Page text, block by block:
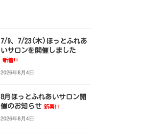
7/9、7/23(木)ほっとふれあ
いサロンを開催しました
新着!!
2026年8月4日
8月ほっとふれあいサロン開
催のお知らせ 新着!!
2026年8月4日